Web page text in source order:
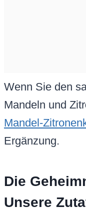
Wenn Sie den
Mandeln und
Mandel-
Ergänzung.
Die
Unsere